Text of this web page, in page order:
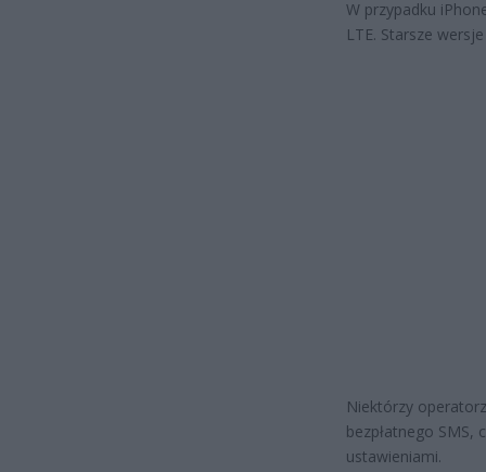
W przypadku
LTE. Starsze
Niektórzy
bezpłatnego
ustawieniami.